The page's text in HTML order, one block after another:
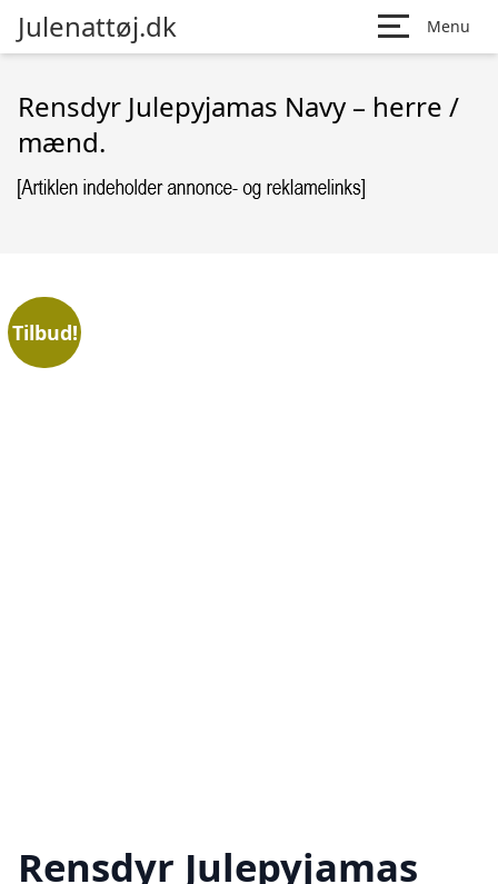
Julenattøj.dk Menu
Rensdyr Julepyjamas Navy – herre /
mænd.
Tilbud!
Rensdyr Julepyjamas